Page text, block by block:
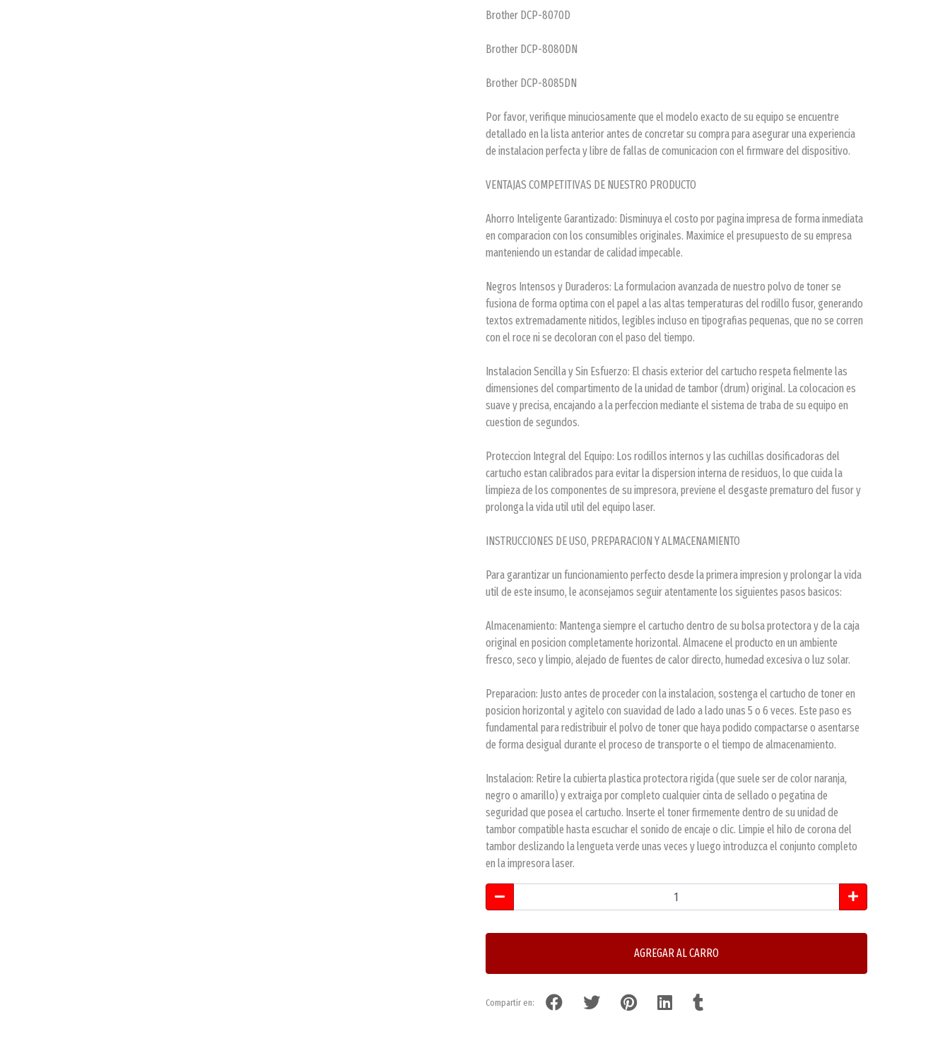
Brother DCP-8070D
Brother DCP-8080DN
Brother DCP-8085DN
Por favor, verifique minuciosamente que el modelo exacto de su equipo se encuentre
detallado en la lista anterior antes de concretar su compra para asegurar una experiencia
de instalacion perfecta y libre de fallas de comunicacion con el firmware del dispositivo.
VENTAJAS COMPETITIVAS DE NUESTRO PRODUCTO
Ahorro Inteligente Garantizado: Disminuya el costo por pagina impresa de forma inmediata
en comparacion con los consumibles originales. Maximice el presupuesto de su empresa
manteniendo un estandar de calidad impecable.
Negros Intensos y Duraderos: La formulacion avanzada de nuestro polvo de toner se
fusiona de forma optima con el papel a las altas temperaturas del rodillo fusor, generando
textos extremadamente nitidos, legibles incluso en tipografias pequenas, que no se corren
con el roce ni se decoloran con el paso del tiempo.
Instalacion Sencilla y Sin Esfuerzo: El chasis exterior del cartucho respeta fielmente las
dimensiones del compartimento de la unidad de tambor (drum) original. La colocacion es
suave y precisa, encajando a la perfeccion mediante el sistema de traba de su equipo en
cuestion de segundos.
Proteccion Integral del Equipo: Los rodillos internos y las cuchillas dosificadoras del
cartucho estan calibrados para evitar la dispersion interna de residuos, lo que cuida la
limpieza de los componentes de su impresora, previene el desgaste prematuro del fusor y
prolonga la vida util util del equipo laser.
INSTRUCCIONES DE USO, PREPARACION Y ALMACENAMIENTO
Para garantizar un funcionamiento perfecto desde la primera impresion y prolongar la vida
util de este insumo, le aconsejamos seguir atentamente los siguientes pasos basicos:
Almacenamiento: Mantenga siempre el cartucho dentro de su bolsa protectora y de la caja
original en posicion completamente horizontal. Almacene el producto en un ambiente
fresco, seco y limpio, alejado de fuentes de calor directo, humedad excesiva o luz solar.
Preparacion: Justo antes de proceder con la instalacion, sostenga el cartucho de toner en
posicion horizontal y agitelo con suavidad de lado a lado unas 5 o 6 veces. Este paso es
fundamental para redistribuir el polvo de toner que haya podido compactarse o asentarse
de forma desigual durante el proceso de transporte o el tiempo de almacenamiento.
Instalacion: Retire la cubierta plastica protectora rigida (que suele ser de color naranja,
negro o amarillo) y extraiga por completo cualquier cinta de sellado o pegatina de
seguridad que posea el cartucho. Inserte el toner firmemente dentro de su unidad de
tambor compatible hasta escuchar el sonido de encaje o clic. Limpie el hilo de corona del
tambor deslizando la lengueta verde unas veces y luego introduzca el conjunto completo
en la impresora laser.
AGREGAR AL CARRO
Compartir en: